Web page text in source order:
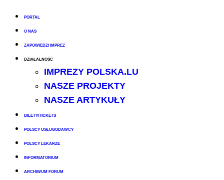
PORTAL
O NAS
ZAPOWIEDZI IMPREZ
DZIAŁALNOŚĆ
IMPREZY POLSKA.LU
NASZE PROJEKTY
NASZE ARTYKUŁY
BILETY/TICKETS
POLSCY USŁUGODAWCY
POLSCY LEKARZE
INFORMATORIUM
ARCHIWUM FORUM